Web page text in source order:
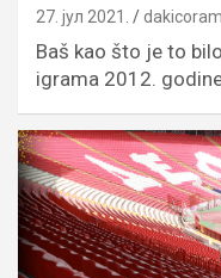
27. јул 2021.
Baš kao što je to
igrama 2012.